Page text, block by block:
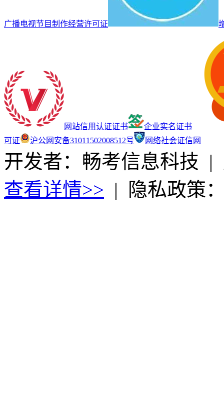
广播电视节目制作经营许可证
网站信用认证证书
企业实名证书
可证
沪公网安备31011502008512号 网络社会证信网
开发者：畅考信息科技 |
查看详情>> | 隐私政策